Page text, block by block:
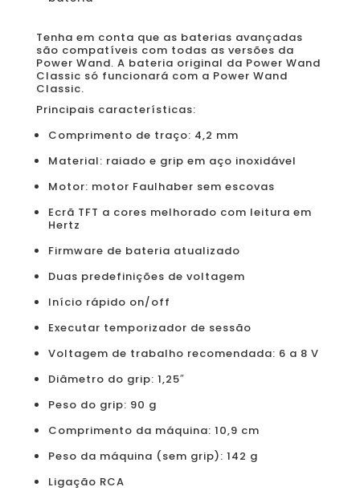
Tenha em conta que as baterias avançadas
são compatíveis com todas as versões da
Power Wand. A bateria original da Power Wand
Classic só funcionará com a Power Wand
Classic.
Principais características:
Comprimento de traço: 4,2 mm
Material: raiado e grip em aço inoxidável
Motor: motor Faulhaber sem escovas
Ecrã TFT a cores melhorado com leitura em
Hertz
Firmware de bateria atualizado
Duas predefinições de voltagem
Início rápido on/off
Executar temporizador de sessão
Voltagem de trabalho recomendada: 6 a 8 V
Diâmetro do grip: 1,25″
Peso do grip: 90 g
Comprimento da máquina: 10,9 cm
Peso da máquina (sem grip): 142 g
Ligação RCA